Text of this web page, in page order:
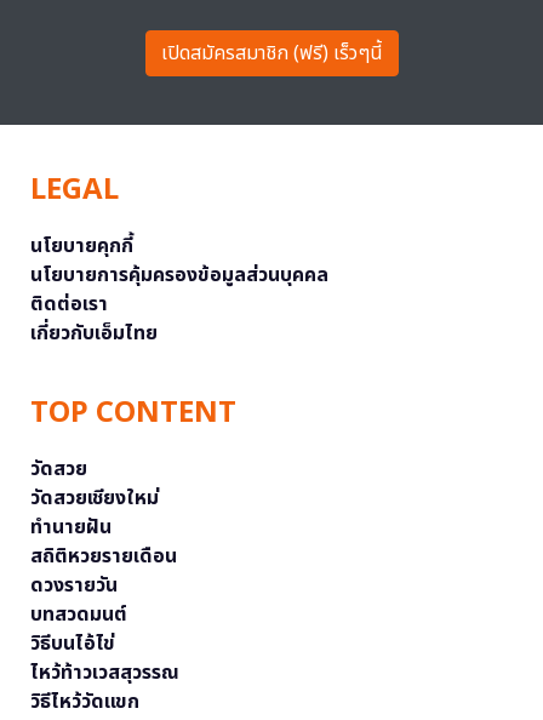
เปิดสมัครสมาชิก (ฟรี) เร็วๆนี้
LEGAL
นโยบายคุกกี้
นโยบายการคุ้มครองข้อมูลส่วนบุคคล
ติดต่อเรา
เกี่ยวกับเอ็มไทย
TOP CONTENT
วัดสวย
วัดสวยเชียงใหม่
ทำนายฝัน
สถิติหวยรายเดือน
ดวงรายวัน
บทสวดมนต์
วิธีบนไอ้ไข่
ไหว้ท้าวเวสสุวรรณ
วิธีไหว้วัดแขก